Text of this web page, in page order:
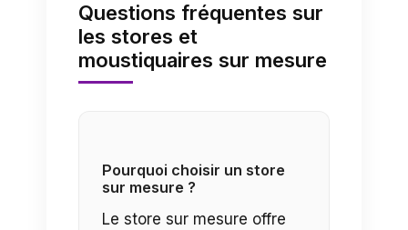
Questions fréquentes sur
les stores et
moustiquaires sur mesure
Pourquoi choisir un store
sur mesure ?
Le store sur mesure offre